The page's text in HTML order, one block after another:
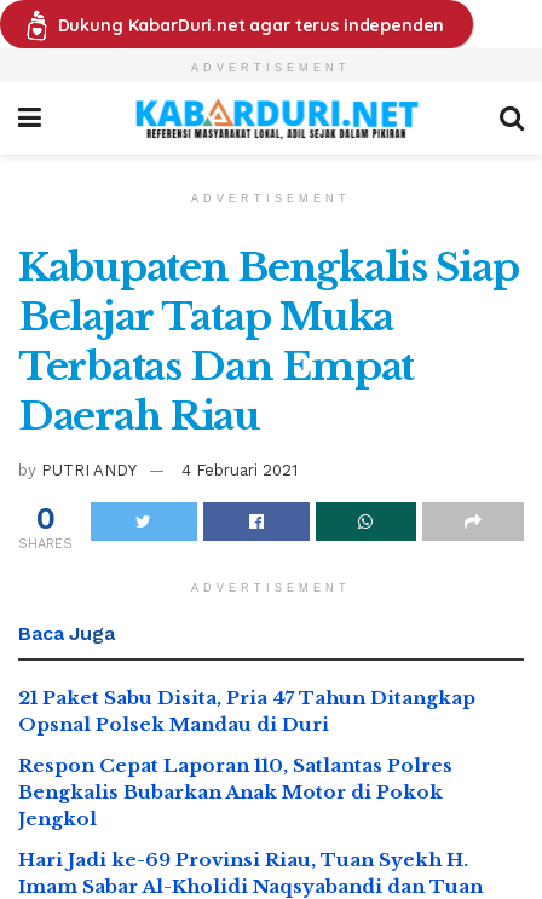
Dukung KabarDuri.net agar terus independen
ADVERTISEMENT
ADVERTISEMENT
Kabupaten Bengkalis Siap
Belajar Tatap Muka
Terbatas Dan Empat
Daerah Riau
by PUTRI ANDY 4 Februari 2021
0
SHARES
ADVERTISEMENT
Baca Juga
21 Paket Sabu Disita, Pria 47 Tahun Ditangkap
Opsnal Polsek Mandau di Duri
Respon Cepat Laporan 110, Satlantas Polres
Bengkalis Bubarkan Anak Motor di Pokok
Jengkol
Hari Jadi ke-69 Provinsi Riau, Tuan Syekh H.
Imam Sabar Al-Kholidi Naqsyabandi dan Tuan